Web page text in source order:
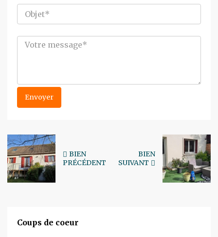
BIEN
PRÉCÉDENT
BIEN
SUIVANT
Coups de coeur